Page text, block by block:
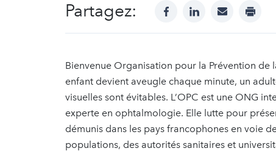
Partagez: facebooklinkedinmail print
Bienvenue Organisation pour la Prévention de
enfant devient aveugle chaque minute, un
visuelles sont évitables. L’OPC est une ONG
experte en ophtalmologie. Elle lutte pour
démunis dans les pays francophones en voie
populations, des autorités sanitaires et